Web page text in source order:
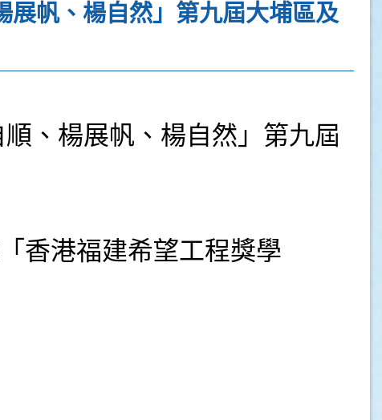
展帆、楊自然」第九屆大埔區及
、楊展帆、楊自然」第九屆
香港福建希望工程獎學